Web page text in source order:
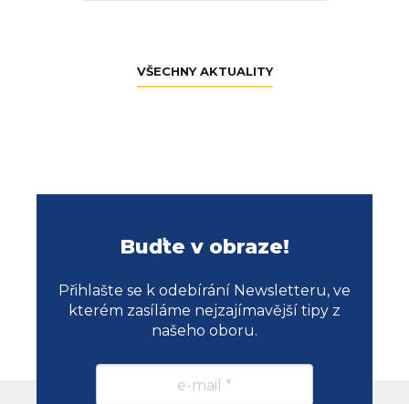
VŠECHNY AKTUALITY
Buďte v obraze!
Přihlašte se k odebírání Newsletteru, ve
kterém zasíláme nejzajímavější tipy z
našeho oboru.